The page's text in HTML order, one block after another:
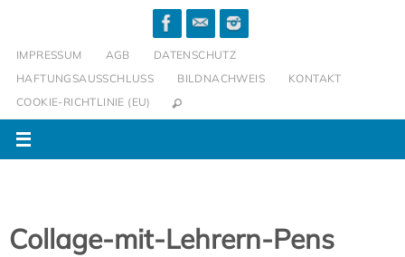
springen
IMPRESSUM AGB
DATENSCHUTZ
HAFTUNGSAUSSCHLUSS
BILDNACHWEIS
KONTAKT
COOKIE-RICHTLINIE (EU)
Collage-mit-Lehrern-Pens